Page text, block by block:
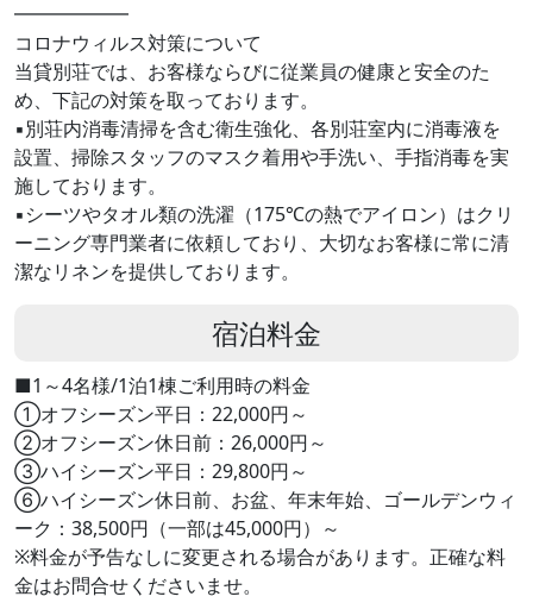
━━━━━━
コロナウィルス対策について
当貸別荘では、お客様ならびに従業員の健康と安全のた
め、下記の対策を取っております。
▪別荘内消毒清掃を含む衛生強化、各別荘室内に消毒液を
設置、掃除スタッフのマスク着用や手洗い、手指消毒を実
施しております。
▪シーツやタオル類の洗濯（175℃の熱でアイロン）はクリ
ーニング専門業者に依頼しており、大切なお客様に常に清
潔なリネンを提供しております。
宿泊料金
■1～4名様/1泊1棟ご利用時の料金
①オフシーズン平日：22,000円～
②オフシーズン休日前：26,000円～
③ハイシーズン平日：29,800円～
⑥ハイシーズン休日前、お盆、年末年始、ゴールデンウィ
ーク：38,500円（一部は45,000円）～
※料金が予告なしに変更される場合があります。正確な料
金はお問合せくださいませ。